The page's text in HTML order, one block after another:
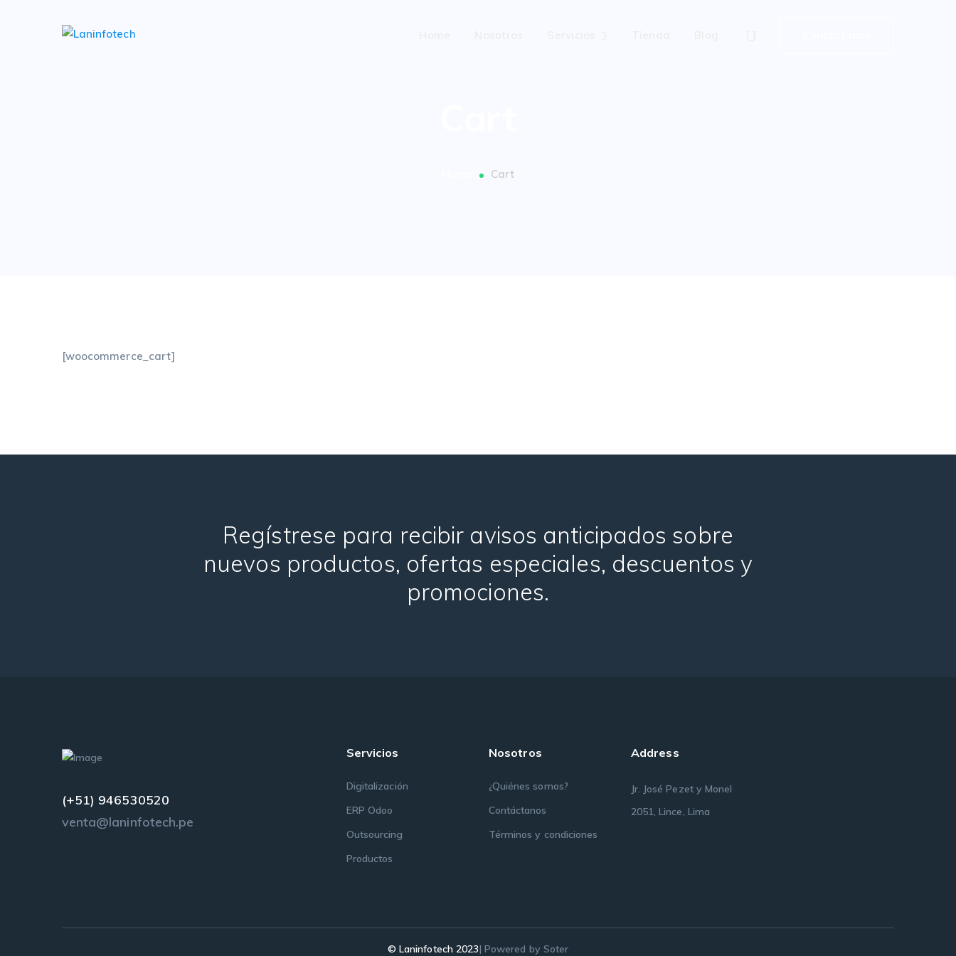
Cart
[woocommerce_cart]
Regístrese para recibir avisos anticipados sobre
nuevos productos, ofertas especiales, descuentos y
promociones.
(+51) 946530520
venta@laninfotech.pe
Servicios
Digitalización
ERP Odoo
Outsourcing
Productos
Nosotros
¿Quiénes somos?
Contáctanos
Términos y condiciones
Address
Jr. José Pezet y Monel
2051, Lince, Lima
© Laninfotech 2023| Powered by Soter